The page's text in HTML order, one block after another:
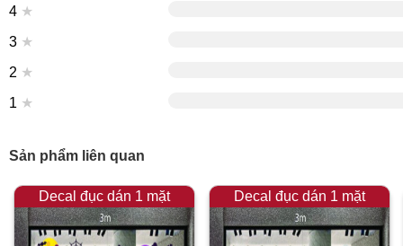
4 ★
3 ★
2 ★
1 ★
Sản phẩm liên quan
Decal đục dán 1 mặt Decal đục dán 1 mặt